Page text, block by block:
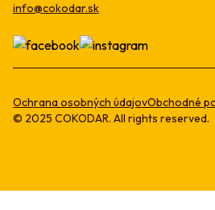
info@cokodar.sk
© 2025 COKODAR. All rights reserved.
Ochrana osobných údajovObchodné